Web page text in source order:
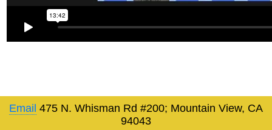
Email 475 N. Whisman Rd #200; Mountain View, CA
94043